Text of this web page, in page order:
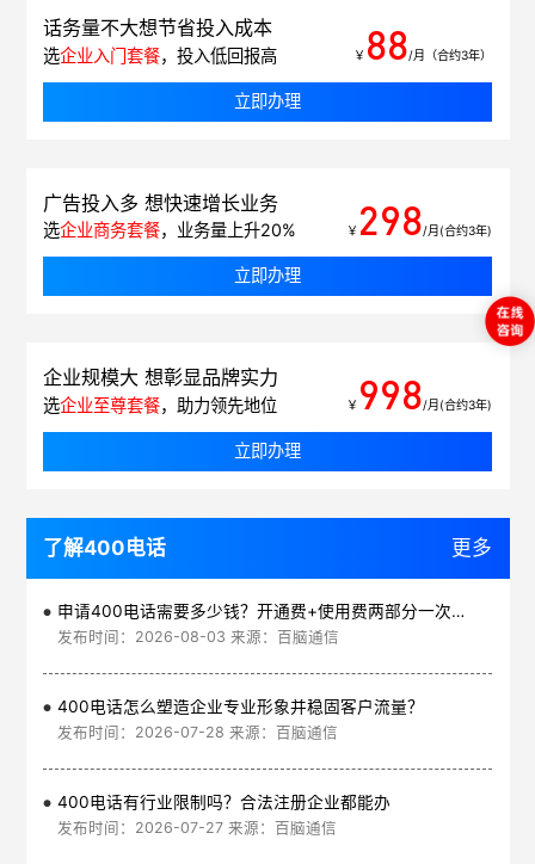
话务量不大想节省投入成本
选企业入门套餐，投入低回报高 ￥ 88/月（合约3年）
立即办理
广告投入多 想快速增长业务
选企业商务套餐，业务量上升20% ￥ 298/月(合约3年)
立即办理
企业规模大 想彰显品牌实力
选企业至尊套餐，助力领先地位 ￥ 998/月(合约3年)
立即办理
了解400电话 更多
申请400电话需要多少钱？开通费+使用费两部分一次讲清
发布时间：2026-08-03 来源：百脑通信
400电话怎么塑造企业专业形象并稳固客户流量？
发布时间：2026-07-28 来源：百脑通信
400电话有行业限制吗？合法注册企业都能办
发布时间：2026-07-27 来源：百脑通信